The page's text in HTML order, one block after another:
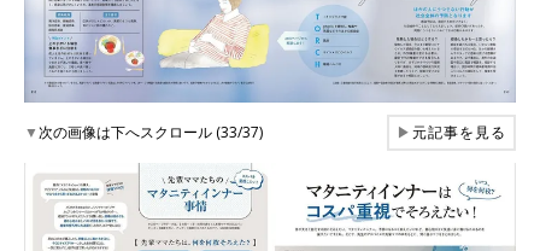
▼次の画像は下へスクロール (33/37) ▶元記事を見る